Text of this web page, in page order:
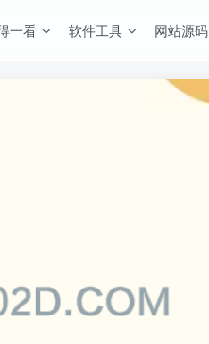
一看 软件工具 网站源码